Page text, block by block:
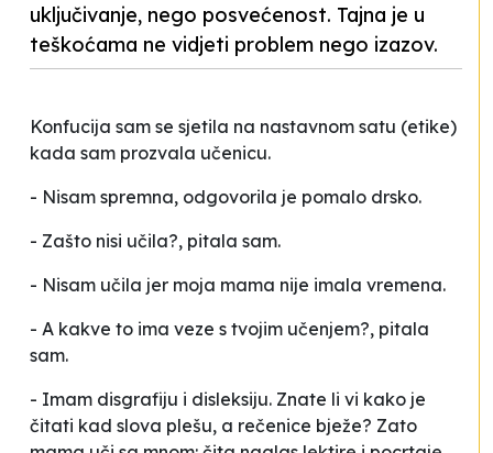
uključivanje, nego posvećenost. Tajna je u
teškoćama ne vidjeti problem nego izazov.
Konfucija sam se sjetila na nastavnom satu (etike)
kada sam prozvala učenicu.
- Nisam spremna, odgovorila je pomalo drsko.
- Zašto nisi učila?, pitala sam.
- Nisam učila jer moja mama nije imala vremena.
- A kakve to ima veze s tvojim učenjem?, pitala
sam.
- Imam disgrafiju i disleksiju. Znate li vi kako je
čitati kad slova plešu, a rečenice bježe? Zato